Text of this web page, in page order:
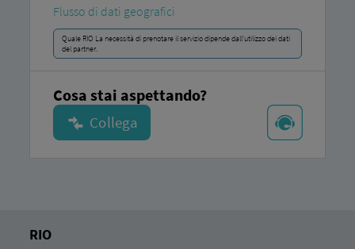
Flusso di dati geografici
Quale RIO La necessità di prenotare il servizio dipende dall'utilizzo dei dati
del partner.
Cosa stai aspettando?
RIO